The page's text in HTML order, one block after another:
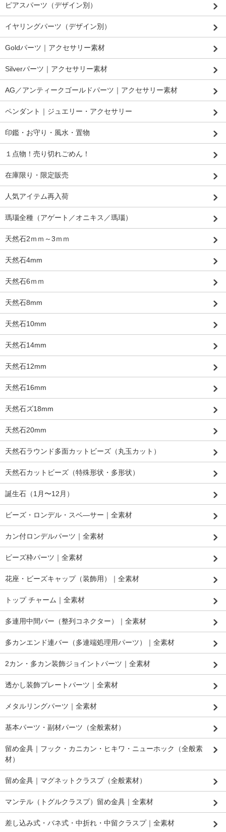
ピアスパーツ（デザイン別）
イヤリングパーツ（デザイン別）
Goldパーツ｜アクセサリー素材
Silverパーツ｜アクセサリー素材
AG／アンティークゴールドパーツ｜アクセサリー素材
ペンダント｜ジュエリー・アクセサリー
印鑑・お守り・風水・置物
１点物！売り切れごめん！
在庫限り・限定販売
人気アイテム再入荷
瑪瑙全種（アゲート／オニキス／瑪瑙）
天然石2ｍｍ～3ｍｍ
天然石4mm
天然石6ｍｍ
天然石8mm
天然石10mm
天然石14mm
天然石12mm
天然石16mm
天然石ズ18mm
天然石20mm
天然石ラウンド多面カットビーズ（丸玉カット）
天然石カットビーズ（特殊形状・多形状）
誕生石（1月〜12月）
ビーズ・ロンデル・スベ―サー｜全素材
カン付ロンデルパーツ｜全素材
ビーズ枠パーツ｜全素材
花座・ビーズキャップ（装飾用）｜全素材
トップ チャーム｜全素材
多連用中間バー（整列コネクター）｜全素材
多カンエンド連バー（多連端処理用パーツ）｜全素材
2カン・多カン装飾ジョイントパーツ｜全素材
透かし装飾プレートパーツ｜全素材
メタルリングパーツ｜全素材
基本パーツ・副材パーツ（全般素材）
留め金具｜フック・カニカン・ヒキワ・ニューホック（全般素
材）
留め金具｜マグネットクラスプ（全般素材）
マンテル（トグルクラスプ）留め金具｜全素材
差し込み式・バネ式・中折れ・中留クラスプ｜全素材